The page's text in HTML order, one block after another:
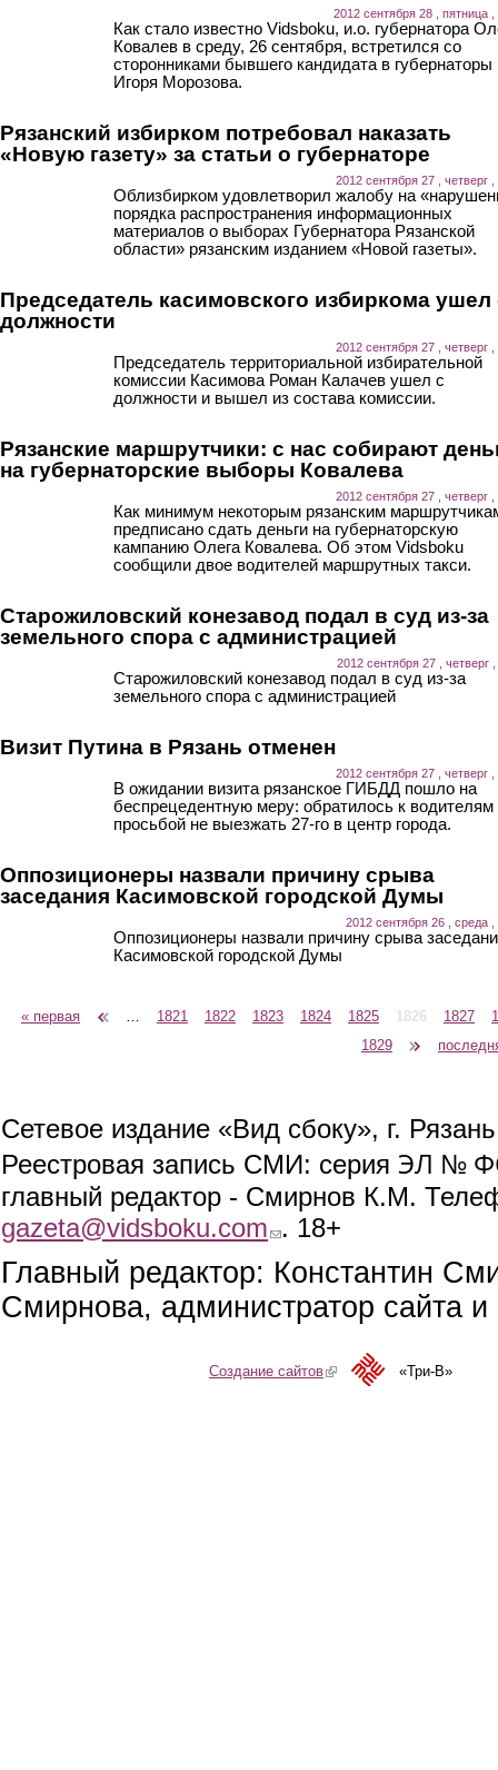
2012 сентября 28 , пятница ,
Как стало известно Vidsboku, и.о. губернатора
Ковалев в среду, 26 сентября, встретился со
сторонниками бывшего кандидата в губернаторы
Игоря Морозова.
Рязанский избирком потребовал наказать
«Новую газету» за статьи о губернаторе
2012 сентября 27 , четверг ,
Облизбирком удовлетворил жалобу на
порядка распространения информационных
материалов о выборах Губернатора Рязанской
области» рязанским изданием «Новой газеты».
Председатель касимовского избиркома ушел
должности
2012 сентября 27 , четверг ,
Председатель территориальной избирательной
комиссии Касимова Роман Калачев ушел с
должности и вышел из состава комиссии.
Рязанские маршрутчики: с нас собирают
на губернаторские выборы Ковалева
2012 сентября 27 , четверг ,
Как минимум некоторым рязанским
предписано сдать деньги на губернаторскую
кампанию Олега Ковалева. Об этом Vidsboku
сообщили двое водителей маршрутных такси.
Старожиловский конезавод подал в суд из-за
земельного спора с администрацией
2012 сентября 27 , четверг ,
Старожиловский конезавод подал в суд из-за
земельного спора с администрацией
Визит Путина в Рязань отменен
2012 сентября 27 , четверг ,
В ожидании визита рязанское ГИБДД пошло на
беспрецедентную меру: обратилось к водителям
просьбой не выезжать 27-го в центр города.
Оппозиционеры назвали причину срыва
заседания Касимовской городской Думы
2012 сентября 26 , среда ,
Оппозиционеры назвали причину срыва
Касимовской городской Думы
Страницы
« первая 1821 1822 1823 1824 1825 1826 1827
1829
Сетевое издание «Вид сбоку», г.
Реестровая запись СМИ: серия ЭЛ №
главный редактор - Смирнов К.М.
gazeta@vidsboku.com (link sends e-mail)
. 18+
Главный редактор: Константин
Смирнова, администратор сайта
Создание сайтов(link is external)«Три-В»